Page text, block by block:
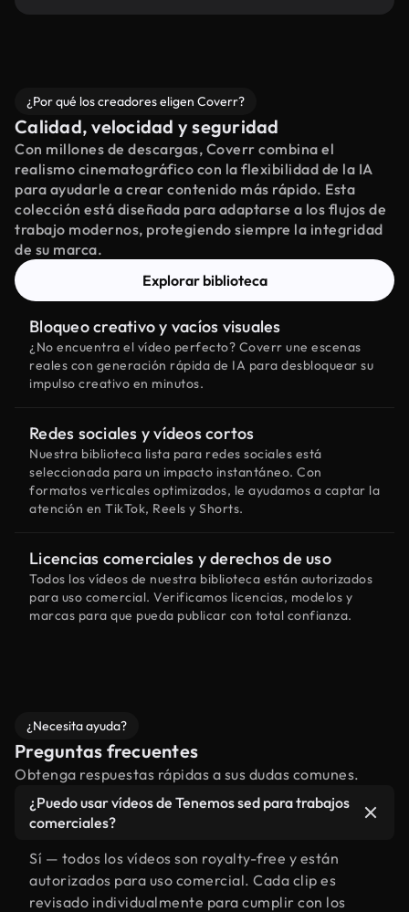
¿Por qué los creadores eligen Coverr?
Calidad, velocidad y seguridad
Con millones de descargas, Coverr combina el
realismo cinematográfico con la flexibilidad de la IA
para ayudarle a crear contenido más rápido. Esta
colección está diseñada para adaptarse a los flujos de
trabajo modernos, protegiendo siempre la integridad
de su marca.
Explorar biblioteca
Bloqueo creativo y vacíos visuales
¿No encuentra el vídeo perfecto? Coverr une escenas
reales con generación rápida de IA para desbloquear su
impulso creativo en minutos.
Redes sociales y vídeos cortos
Nuestra biblioteca lista para redes sociales está
seleccionada para un impacto instantáneo. Con
formatos verticales optimizados, le ayudamos a captar la
atención en TikTok, Reels y Shorts.
Licencias comerciales y derechos de uso
Todos los vídeos de nuestra biblioteca están autorizados
para uso comercial. Verificamos licencias, modelos y
marcas para que pueda publicar con total confianza.
¿Necesita ayuda?
Preguntas frecuentes
Obtenga respuestas rápidas a sus dudas comunes.
¿Puedo usar vídeos de Tenemos sed para trabajos
comerciales?
Sí — todos los vídeos son royalty-free y están
autorizados para uso comercial. Cada clip es
revisado individualmente para cumplir con los